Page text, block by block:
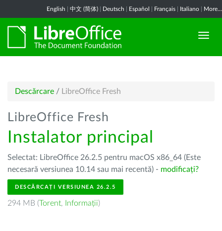
English 中文 (简体) Deutsch Español Français Italiano More...
Descărcare / LibreOffice Fresh
LibreOffice Fresh
Instalator principal
Selectat: LibreOffice 26.2.5 pentru macOS x86_64 (Este
necesară versiunea 10.14 sau mai recentă) - modificați?
DESCĂRCAȚI VERSIUNEA 26.2.5
294 MB (Torent, Informații)